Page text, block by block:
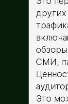
СМИ,
Это